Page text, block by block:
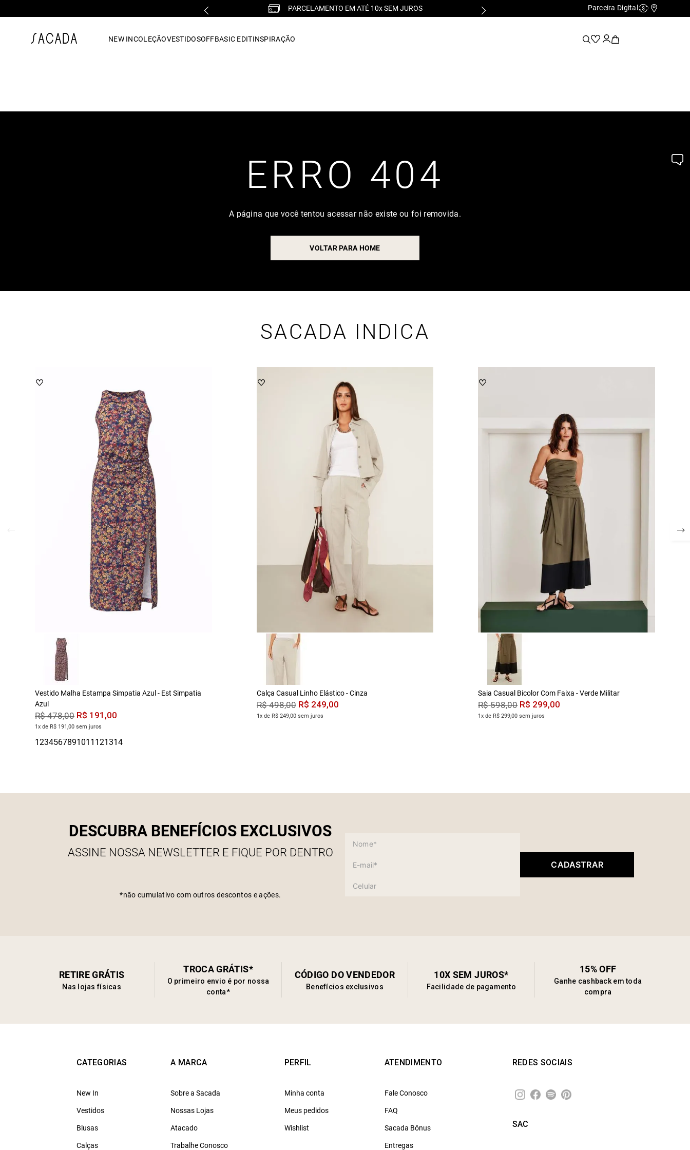
PARCELAMENTO EM ATÉ 10x SEM JUROS Parceira Digital Cashback
NEW INCOLEÇÃOVESTIDOSOFFBASIC EDITINSPIRAÇÃO
ERRO 404
A página que você tentou acessar não existe ou foi removida.
VOLTAR PARA HOME
SACADA INDICA
Vestido Malha Estampa Simpatia Azul - Est Simpatia
Azul
R$ 478,00 R$ 191 ,00
1x de R$ 191,00 sem juros
Calça Casual Linho Elástico - Cinza
R$ 498,00 R$ 249,00
1x de R$ 249,00 sem juros
Saia Casual Bicolor Com Faixa - Verde Militar
R$ 598,00 R$ 299,00
1x de R$ 299,00 sem juros
DESCUBRA BENEFÍCIOS EXCLUSIVOS
ASSINE NOSSA NEWSLETTER E FIQUE POR DENTRO
*não cumulativo com outros descontos e ações.
CADASTRAR
RETIRE GRÁTIS
Nas lojas físicas
TROCA GRÁTIS*
O primeiro envio é por nossa
conta*
CÓDIGO DO VENDEDOR
Benefícios exclusivos
10X SEM JUROS*
Facilidade de pagamento
15% OFF
Ganhe cashback em toda
compra
CATEGORIAS
New In
Vestidos
Blusas
Calças
A MARCA
Sobre a Sacada
Nossas Lojas
Atacado
Trabalhe Conosco
PERFIL
Minha conta
Meus pedidos
Wishlist
ATENDIMENTO
Fale Conosco
FAQ
Sacada Bônus
Entregas
REDES SOCIAIS
SAC
vestido midi
7º macacão